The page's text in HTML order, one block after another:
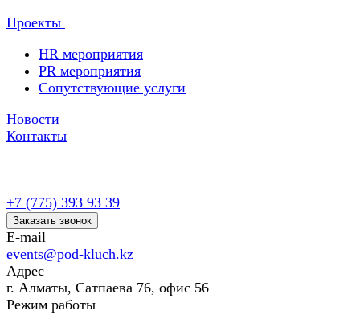
Проекты
HR мероприятия
PR мероприятия
Сопутствующие услуги
Новости
Контакты
+7 (775) 393 93 39
Заказать звонок
E-mail
events@pod-kluch.kz
Адрес
г. Алматы, Сатпаева 76, офис 56
Режим работы